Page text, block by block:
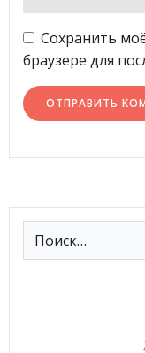
Сохранить
браузере для